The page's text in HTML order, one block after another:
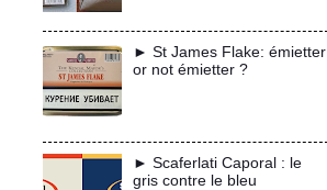
► St James Flake: émietter
or not émietter ?
► Scaferlati Caporal : le
gris contre le bleu